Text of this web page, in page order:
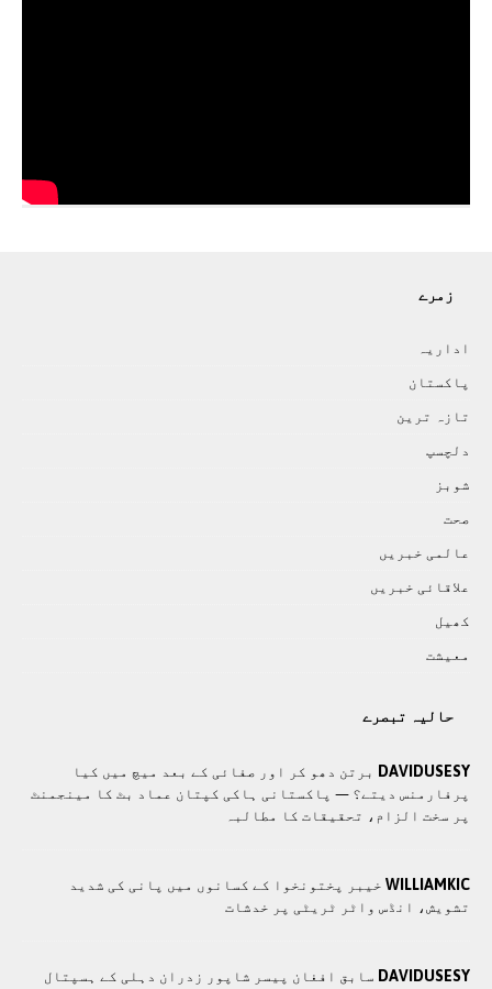
زمرے
اداريہ
پاکستان
تازہ ترين
دلچسپ
شوبز
صحت
عالمی خبريں
علاقائی خبريں
کھيل
معيشت
حالیہ تبصرے
DAVIDUSESY برتن دھو کر اور صفائی کے بعد میچ میں کیا
پرفارمنس دیتے؟ — پاکستانی ہاکی کپتان عماد بٹ کا مینجمنٹ
پر سخت الزام، تحقیقات کا مطالبہ
WILLIAMKIC خیبر پختونخوا کے کسانوں میں پانی کی شدید
تشویش، انڈس واٹر ٹریٹی پر خدشات
DAVIDUSESY سابق افغان پیسر شاپور زدران دہلی کے ہسپتال